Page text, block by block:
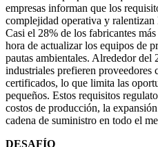
empresas informan que los
complejidad operativa y
Casi el 28% de los fabricantes
hora de actualizar los equipos de
pautas ambientales. Alrededor del
industriales prefieren proveedores
certificados, lo que limita las
pequeños. Estos requisitos
costos de producción, la
cadena de suministro en todo el
DESAFÍO